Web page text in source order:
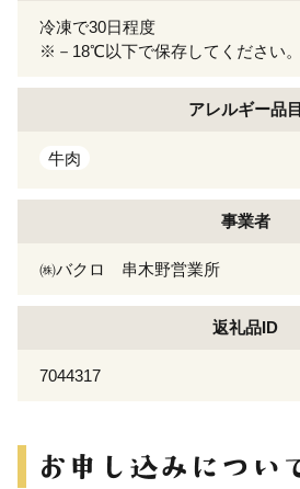
冷凍で30日程度
※－18℃以下で保存してください。
アレルギー品目
牛肉
事業者
㈱バクロ 串木野営業所
返礼品ID
7044317